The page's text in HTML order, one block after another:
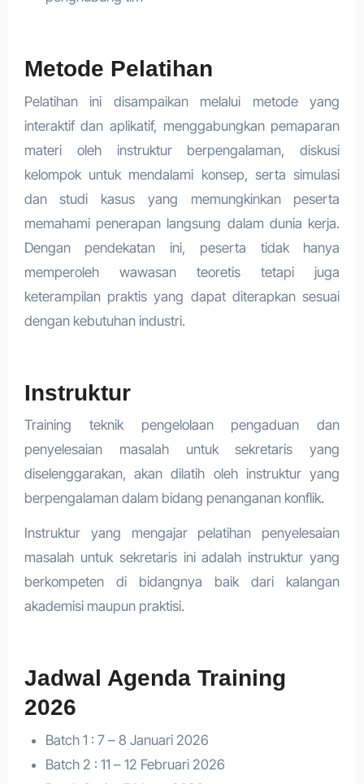
Metode Pelatihan
Pelatihan ini disampaikan melalui metode yang
interaktif dan aplikatif, menggabungkan pemaparan
materi oleh instruktur berpengalaman, diskusi
kelompok untuk mendalami konsep, serta simulasi
dan studi kasus yang memungkinkan peserta
memahami penerapan langsung dalam dunia kerja.
Dengan pendekatan ini, peserta tidak hanya
memperoleh wawasan teoretis tetapi juga
keterampilan praktis yang dapat diterapkan sesuai
dengan kebutuhan industri.
Instruktur
Training teknik pengelolaan pengaduan dan
penyelesaian masalah untuk sekretaris yang
diselenggarakan, akan dilatih oleh instruktur yang
berpengalaman dalam bidang penanganan konflik.
Instruktur yang mengajar pelatihan penyelesaian
masalah untuk sekretaris ini adalah instruktur yang
berkompeten di bidangnya baik dari kalangan
akademisi maupun praktisi.
Jadwal Agenda Training
2026
Batch 1 : 7 – 8 Januari 2026
Batch 2 : 11 – 12 Februari 2026